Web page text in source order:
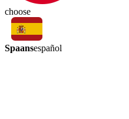
choose
Spaansespañol